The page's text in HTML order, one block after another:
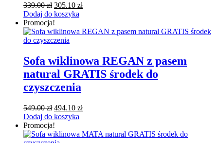
339.00zł Pierwotna
cena
wynosiła:
339.00 zł.
305.10 złAktualna
305.10 zł.
Dodaj do koszyka
Promocja!
Sofa wiklinowa REGAN z pasem
natural GRATIS środek do
czyszczenia
549.00zł Pierwotna
cena
wynosiła:
549.00 zł.
494.10 złAktualna
494.10 zł.
Dodaj do koszyka
Promocja!